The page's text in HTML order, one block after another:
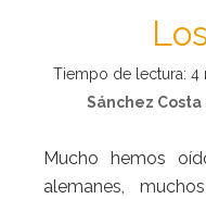
Tiempo de lectura: 4
Sánchez Costa
Mucho hemos
alemanes,